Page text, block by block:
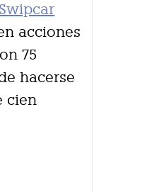
acciones
75
hacerse
cien